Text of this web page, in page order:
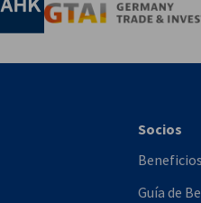
Socios
Guía de